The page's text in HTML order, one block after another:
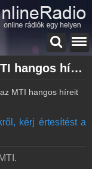
Rövidhír: Éjfélig frissítik az MTI hangos híreit
MTI hangos híreit
kérj értesítést a